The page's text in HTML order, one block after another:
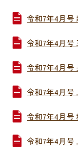
令和7年4月号
令和7年4月号
令和7年4月号
令和7年4月号
令和7年4月号
令和7年4月号